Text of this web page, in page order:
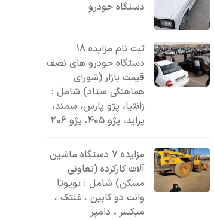
دستگاه خودرو
ثبت نام مزایده 18
دستگاه خودرو های نصف
قیمت بازار (شورای
هماهنگی ستاد) شامل :
زانتیا، پژو پارس، سمند،
پراید، پژو 405، پژو 206
مزایده 7 دستگاه ماشین
آلات کارکرده (تعاونی
مسکن) شامل : تویوتا
وانت دو کابین ، غلتک ،
میکسر ، دامپر